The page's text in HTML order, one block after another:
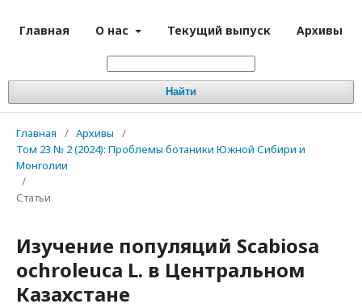
Главная О нас Текущий выпуск Архивы
Найти
Главная / Архивы
/
Том 23 № 2 (2024): Проблемы ботаники Южной Сибири и
Монголии
/
Статьи
Изучение популяций Scabiosa
ochroleuca L. в Центральном
Казахстане